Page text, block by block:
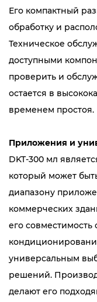
Его компактный
обработку и
Техническое
доступными
проверить и
остается в
временем простоя.
Приложения и
DKT-300 мл
который может
диапазону
коммерческих
его
универсальным
решений.
делают его